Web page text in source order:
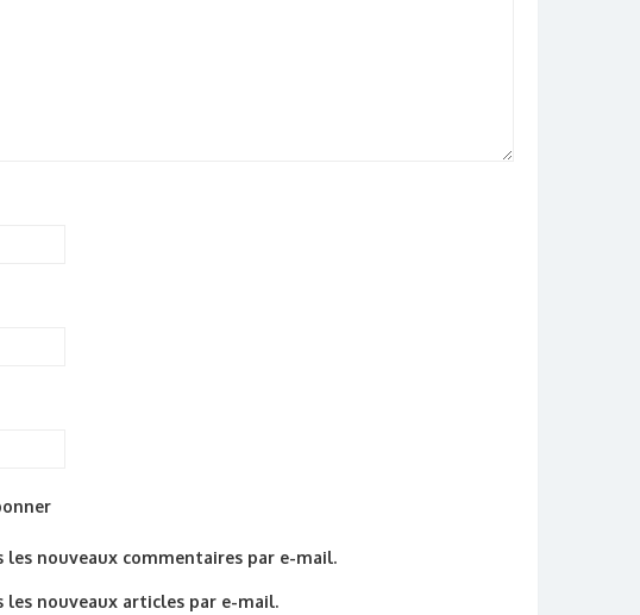
les nouveaux commentaires par e-mail.
les nouveaux articles par e-mail.